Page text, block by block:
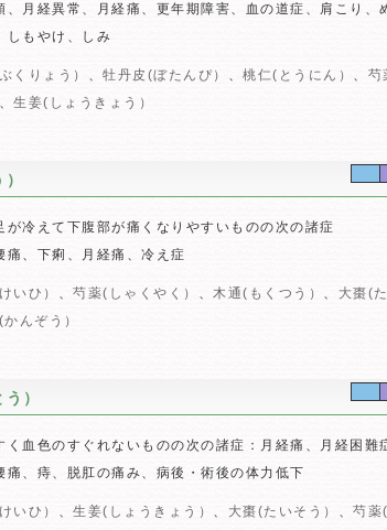
、月経異常、月経痛、更年期障害、血の道症、肩こり、
しもやけ、しみ
くりょう） 、 牡丹皮(ぼたんぴ） 、 桃仁(とうにん） 、 芍
、 生姜(しょうきょう）
が冷えて下腹部が痛くなりやすいものの次の諸症
痛、下痢、月経痛、冷え症
いひ） 、 芍薬(しゃくやく） 、 木通(もくつう） 、 大棗(
んぞう）
）
く血色のすぐれないものの次の諸症：月経痛、月経困難
痛、痔、脱肛の痛み、病後・術後の体力低下
いひ） 、 生姜(しょうきょう） 、 大棗(たいそう） 、 芍薬